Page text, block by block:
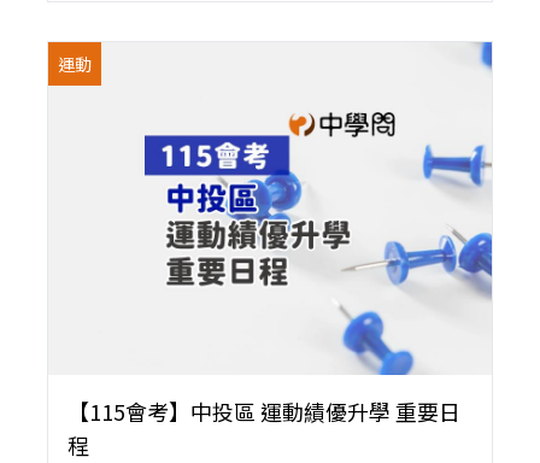
可選填志願，依國際性賽事成績與志願序分發錄
取。
運動
【115會考】中投區 運動績優升學 重要日
程